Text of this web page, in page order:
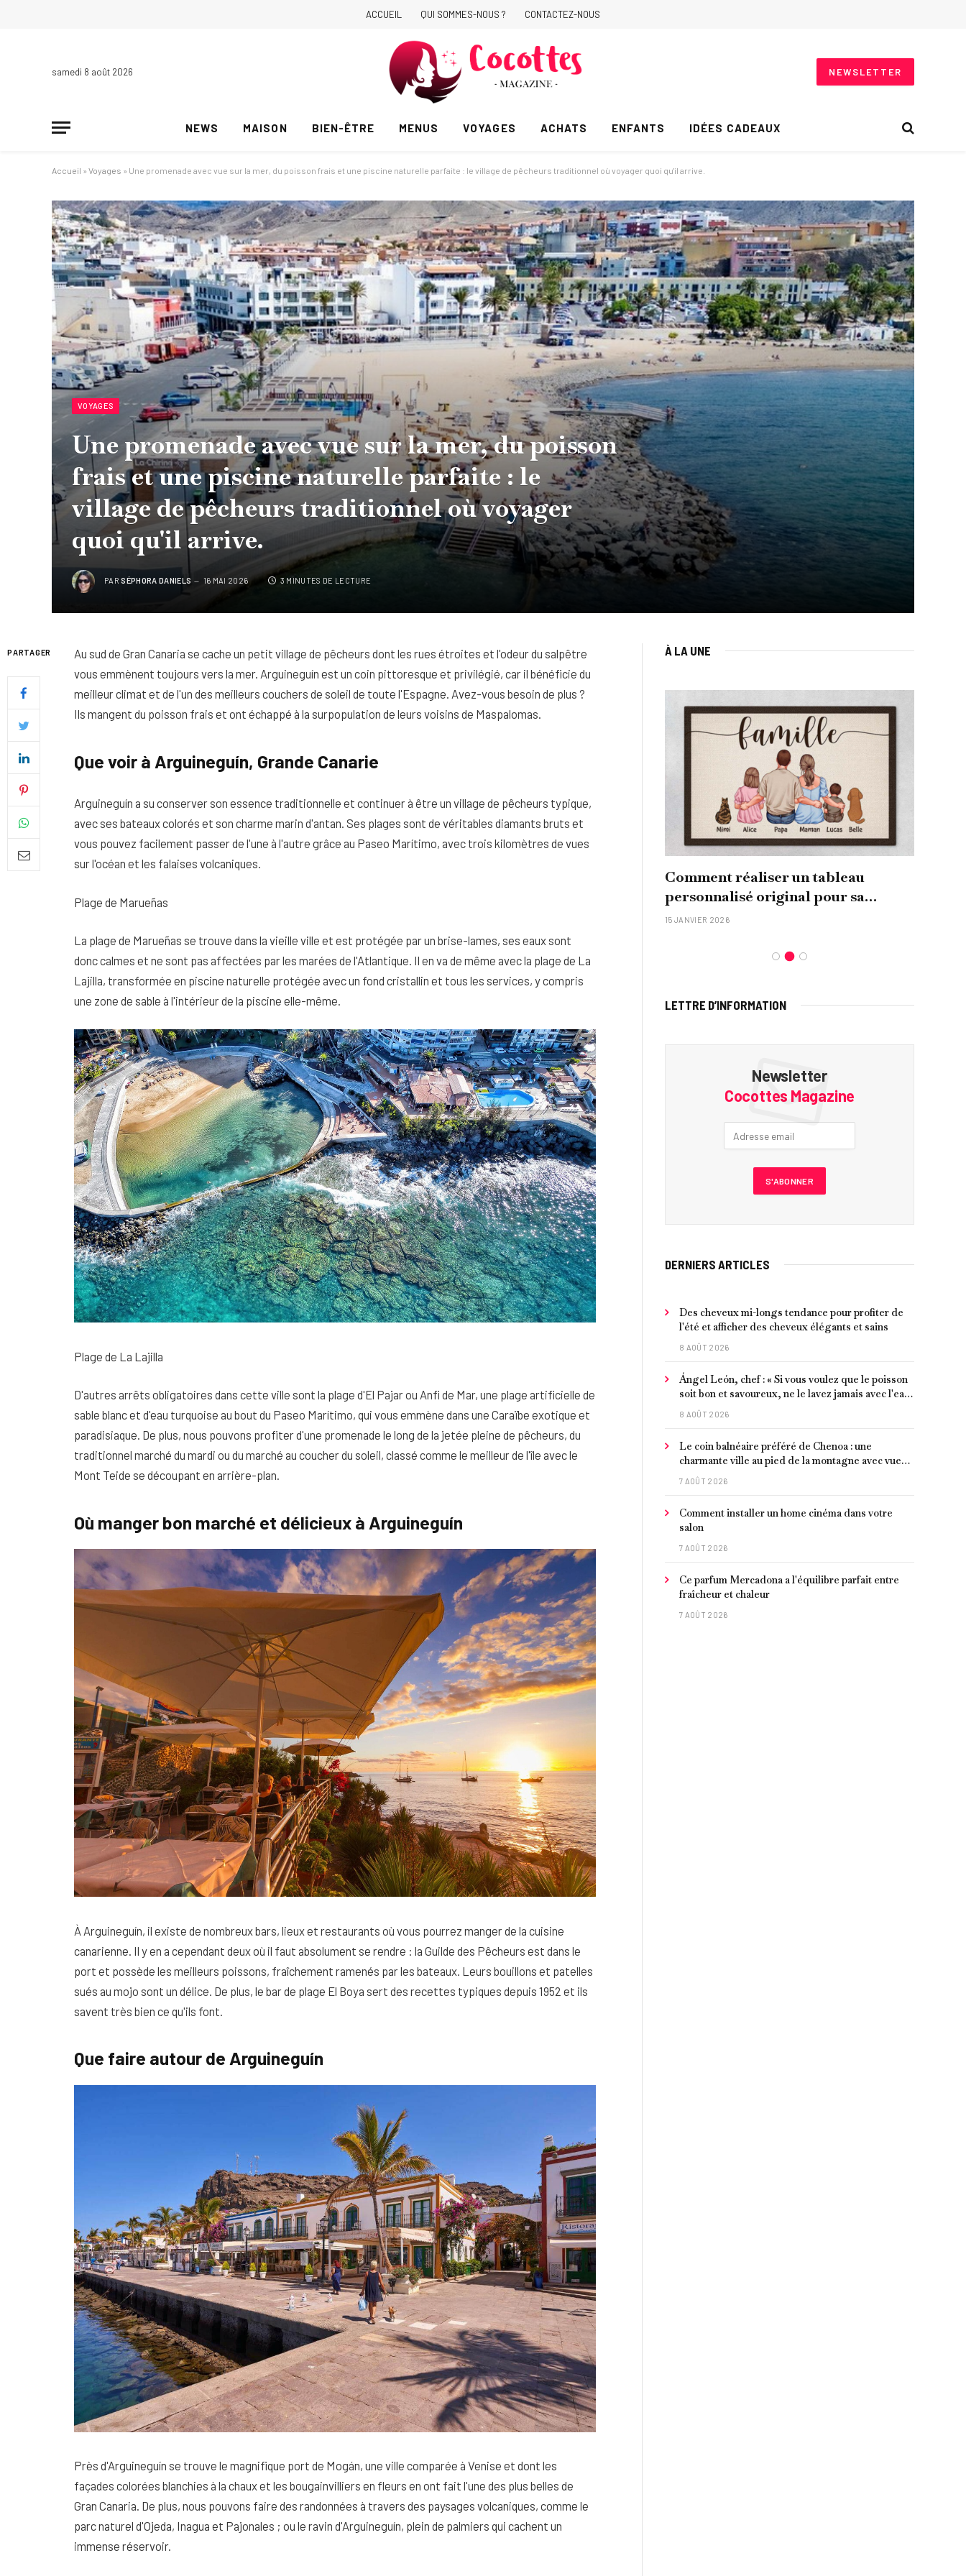
ACCUEIL QUI SOMMES-NOUS ? CONTACTEZ-NOUS
samedi 8 août 2026 NEWSLETTER
NEWS MAISON BIEN-ÊTRE MENUS VOYAGES ACHATS ENFANTS IDÉES CADEAUX
Accueil » Voyages » Une promenade avec vue sur la mer, du poisson frais et une piscine naturelle parfaite : le village de pêcheurs traditionnel où voyager quoi qu'il arrive.
VOYAGES
Une promenade avec vue sur la mer, du poisson
frais et une piscine naturelle parfaite : le
village de pêcheurs traditionnel où voyager
quoi qu'il arrive.
PAR SÉPHORA DANIELS 16 MAI 2026 3 MINUTES DE LECTURE
PARTAGER
Au sud de Gran Canaria se cache un petit village de pêcheurs dont les rues étroites et l'odeur du salpêtre
vous emmènent toujours vers la mer. Arguineguín est un coin pittoresque et privilégié, car il bénéficie du
meilleur climat et de l'un des meilleurs couchers de soleil de toute l'Espagne. Avez-vous besoin de plus ?
Ils mangent du poisson frais et ont échappé à la surpopulation de leurs voisins de Maspalomas.
Que voir à Arguineguín, Grande Canarie
Arguineguín a su conserver son essence traditionnelle et continuer à être un village de pêcheurs typique,
avec ses bateaux colorés et son charme marin d'antan. Ses plages sont de véritables diamants bruts et
vous pouvez facilement passer de l'une à l'autre grâce au Paseo Marítimo, avec trois kilomètres de vues
sur l'océan et les falaises volcaniques.
Plage de Marueñas
La plage de Marueñas se trouve dans la vieille ville et est protégée par un brise-lames, ses eaux sont
donc calmes et ne sont pas affectées par les marées de l'Atlantique. Il en va de même avec la plage de La
Lajilla, transformée en piscine naturelle protégée avec un fond cristallin et tous les services, y compris
une zone de sable à l'intérieur de la piscine elle-même.
Plage de La Lajilla
D'autres arrêts obligatoires dans cette ville sont la plage d'El Pajar ou Anfi de Mar, une plage artificielle de
sable blanc et d'eau turquoise au bout du Paseo Marítimo, qui vous emmène dans une Caraïbe exotique et
paradisiaque. De plus, nous pouvons profiter d'une promenade le long de la jetée pleine de pêcheurs, du
traditionnel marché du mardi ou du marché au coucher du soleil, classé comme le meilleur de l'île avec le
Mont Teide se découpant en arrière-plan.
Où manger bon marché et délicieux à Arguineguín
À Arguineguín, il existe de nombreux bars, lieux et restaurants où vous pourrez manger de la cuisine
canarienne. Il y en a cependant deux où il faut absolument se rendre : la Guilde des Pêcheurs est dans le
port et possède les meilleurs poissons, fraîchement ramenés par les bateaux. Leurs bouillons et patelles
sués au mojo sont un délice. De plus, le bar de plage El Boya sert des recettes typiques depuis 1952 et ils
savent très bien ce qu'ils font.
Que faire autour de Arguineguín
Près d'Arguineguín se trouve le magnifique port de Mogán, une ville comparée à Venise et dont les
façades colorées blanchies à la chaux et les bougainvilliers en fleurs en ont fait l'une des plus belles de
Gran Canaria. De plus, nous pouvons faire des randonnées à travers des paysages volcaniques, comme le
parc naturel d'Ojeda, Inagua et Pajonales ; ou le ravin d'Arguineguín, plein de palmiers qui cachent un
immense réservoir.
À LA UNE
uniforme et lumineuse
Comment réaliser un tableau
personnalisé original pour sa
famille ?
15 JANVIER 2026
LETTRE D’INFORMATION
Newsletter
Cocottes Magazine
DERNIERS ARTICLES
Des cheveux mi-longs tendance pour profiter de
l'été et afficher des cheveux élégants et sains
8 AOÛT 2026
Ángel León, chef : « Si vous voulez que le poisson
soit bon et savoureux, ne le lavez jamais avec l'eau
du robinet »
8 AOÛT 2026
Le coin balnéaire préféré de Chenoa : une
charmante ville au pied de la montagne avec vue
sur la Méditerranée, bon poisson et criques
7 AOÛT 2026
Comment installer un home cinéma dans votre
salon
7 AOÛT 2026
Ce parfum Mercadona a l'équilibre parfait entre
fraîcheur et chaleur
7 AOÛT 2026